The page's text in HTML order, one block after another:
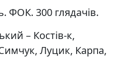
ФОК. 300 глядачів.
– Костів-к,
Луцик, Карпа,